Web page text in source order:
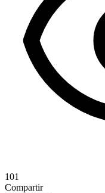
101
Compartir